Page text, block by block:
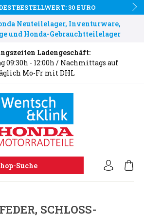
30 EURO
Neuteilelager, Inventurware,
und Honda-Gebrauchtteilelager
Ladengeschäft:
09:30h - 12:00h / Nachmittags auf
Mo-Fr mit DHL
Suche
SCHLOSS-